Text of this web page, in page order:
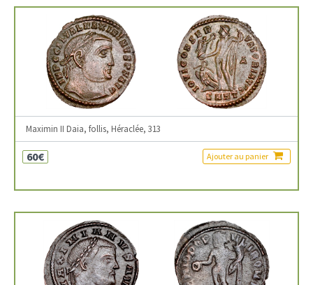
Maximin II Daia, follis, Héraclée, 313
60€ Ajouter au panier